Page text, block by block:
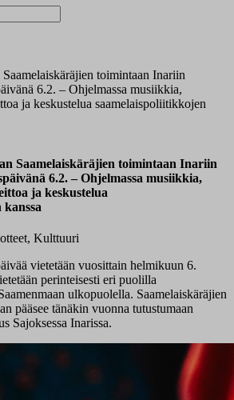
toimintaan Inariin
6.2. – Ohjelmassa musiikkia,
ja keskustelua saamelaispoliitikkojen
Saamelaiskäräjien toimintaan Inariin
6.2. – Ohjelmassa musiikkia,
ja keskustelua
Kulttuuri
vietetään vuosittain helmikuun 6.
perinteisesti eri puolilla
ulkopuolella. Saamelaiskäräjien
pääsee tänäkin vuonna tutustumaan
Sajoksessa Inarissa.